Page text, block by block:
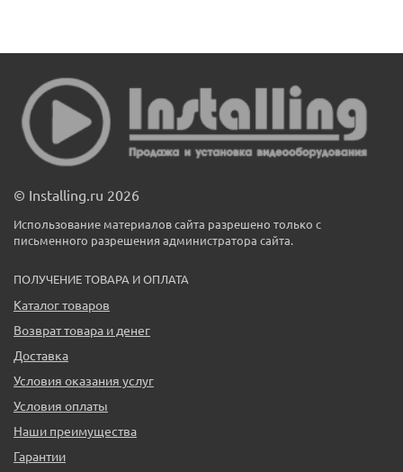
© Installing.ru 2026
Использование материалов сайта разрешено только с
письменного разрешения администратора сайта.
ПОЛУЧЕНИЕ ТОВАРА И ОПЛАТА
Каталог товаров
Возврат товара и денег
Доставка
Условия оказания услуг
Условия оплаты
Наши преимущества
Гарантии